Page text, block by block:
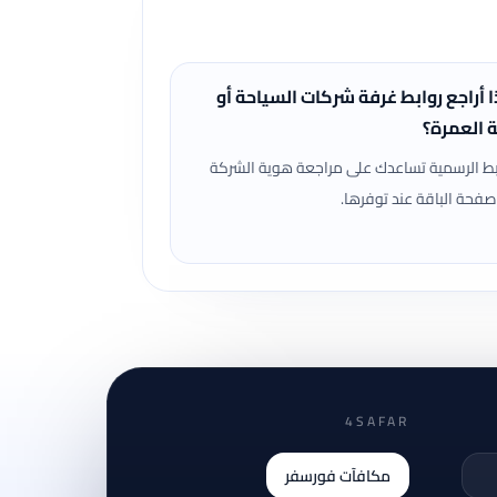
أراجع روابط غرفة شركات السياحة أو
العمرة؟
الرسمية تساعدك على مراجعة هوية الشركة
الباقة عند توفرها.
4SAFAR
مكافآت فورسفر